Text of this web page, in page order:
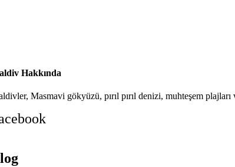
Hakkında
Masmavi gökyüzü, pırıl pırıl denizi, muhteşem